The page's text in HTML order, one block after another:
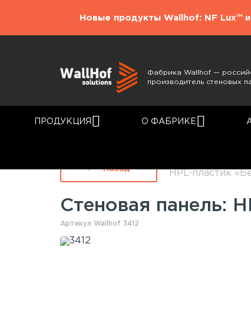
Новые продукты Wallhof: NF Lux™
Фабрика Wallhof —
производитель стеновых
ПРОДУКЦИЯ О ФАБРИКЕ
Назад
HPL-пластик
Стеновая панель:
Артикул Wallhof 3412